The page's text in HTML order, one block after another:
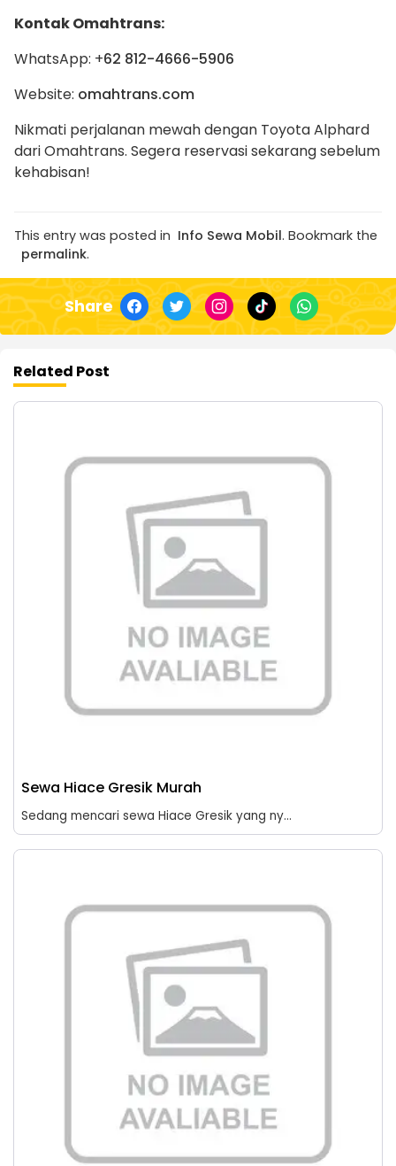
Kontak Omahtrans:
WhatsApp: +62 812-4666-5906
Website: omahtrans.com
Nikmati perjalanan mewah dengan Toyota Alphard
dari Omahtrans. Segera reservasi sekarang sebelum
kehabisan!
This entry was posted in Info Sewa Mobil. Bookmark the
permalink.
Share
Related Post
Sewa Hiace Gresik Murah
Sedang mencari sewa Hiace Gresik yang ny...